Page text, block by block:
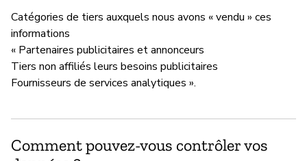
Catégories de tiers auxquels nous avons « vendu » ces
informations
« Partenaires publicitaires et annonceurs
Tiers non affiliés leurs besoins publicitaires
Fournisseurs de services analytiques ».
Comment pouvez-vous contrôler vos